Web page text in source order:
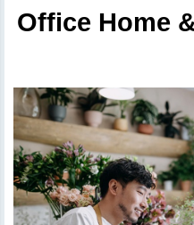
Office Home